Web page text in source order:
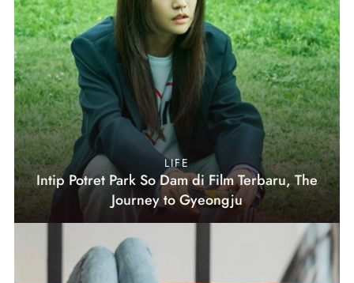
LIFE
Intip Potret Park So Dam di Film Terbaru, The
Journey to Gyeongju